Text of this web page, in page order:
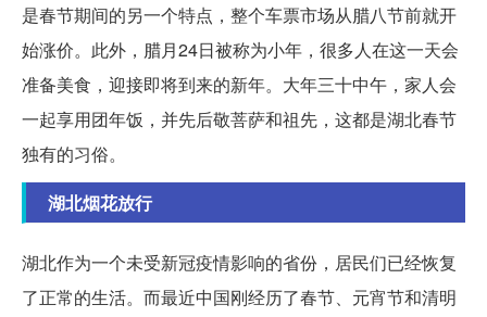
是春节期间的另一个特点，整个车票市场从腊八节前就开
始涨价。此外，腊月24日被称为小年，很多人在这一天会
准备美食，迎接即将到来的新年。大年三十中午，家人会
一起享用团年饭，并先后敬菩萨和祖先，这都是湖北春节
独有的习俗。
湖北烟花放行
湖北作为一个未受新冠疫情影响的省份，居民们已经恢复
了正常的生活。而最近中国刚经历了春节、元宵节和清明